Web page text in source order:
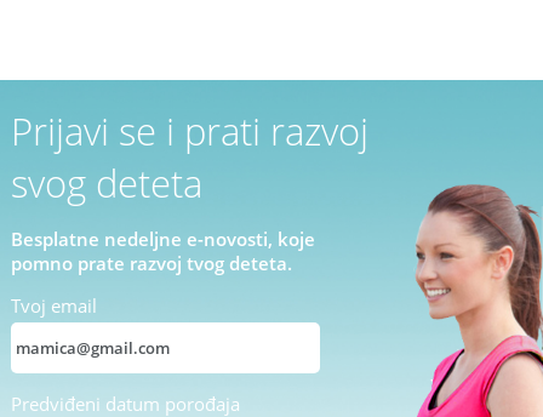
Prijavi se i prati razvoj
svog deteta
Besplatne nedeljne e-novosti, koje
pomno prate razvoj tvog deteta.
Tvoj email
Predviđeni datum porođaja